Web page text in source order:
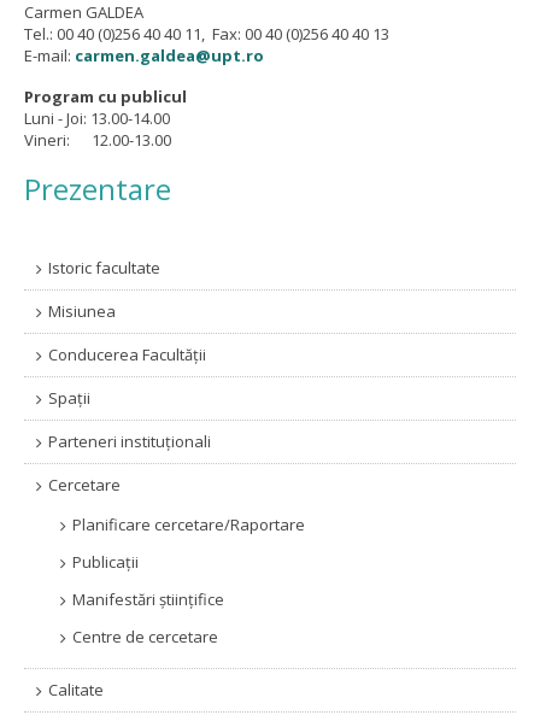
Carmen GALDEA
Tel.: 00 40 (0)256 40 40 11, Fax: 00 40 (0)256 40 40 13
E-mail: carmen.galdea@upt.ro
Program cu publicul
Luni - Joi: 13.00-14.00
Vineri: 12.00-13.00
Prezentare
Istoric facultate
Misiunea
Conducerea Facultăţii
Spații
Parteneri instituţionali
Cercetare
Planificare cercetare/Raportare
Publicații
Manifestări științifice
Centre de cercetare
Calitate